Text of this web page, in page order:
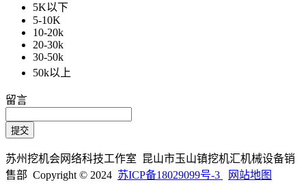
5K以下
5-10K
10-20k
20-30k
30-50k
50k以上
留言
苏州挖机会网络科技工作室 昆山市玉山镇挖机汇机械设备销
售部 Copyright © 2024 苏ICP备18029099号-3 网站地图